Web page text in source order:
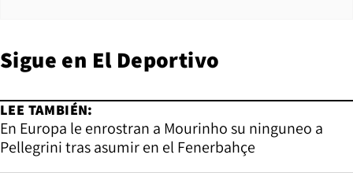
Sigue en El Deportivo
LEE TAMBIÉN:
En Europa le enrostran a Mourinho su ninguneo a
Pellegrini tras asumir en el Fenerbahçe